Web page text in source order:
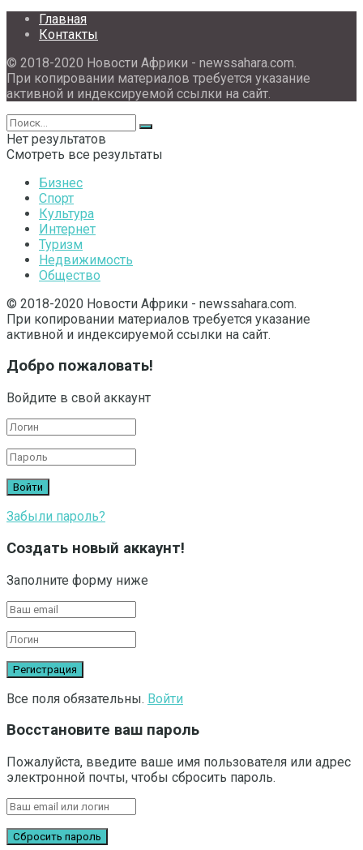
Главная
Контакты
© 2018-2020 Новости Африки - newssahara.com.
При копировании материалов требуется указание
активной и индексируемой ссылки на сайт.
Нет результатов
Смотреть все результаты
Бизнес
Спорт
Культура
Интернет
Туризм
Недвижимость
Общество
© 2018-2020 Новости Африки - newssahara.com.
При копировании материалов требуется указание
активной и индексируемой ссылки на сайт.
Добро пожаловать!
Войдите в свой аккаунт
Забыли пароль?
Создать новый аккаунт!
Заполните форму ниже
Все поля обязательны. Войти
Восстановите ваш пароль
Пожалуйста, введите ваше имя пользователя или адрес
электронной почты, чтобы сбросить пароль.